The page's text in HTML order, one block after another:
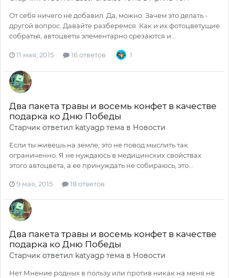
От себя ничего не добавил. Да, можно. Зачем это делать -
другой вопрос. Давайте разберемся. Как и их фотоцветущие
собратья, автоцветы элементарно срезаются и...
11 мая, 2015 16 ответов 1
Два пакета травы и восемь конфет в качестве
подарка ко Дню Победы
Старчик ответил katyagp тема в Новости
Если ты живешь на земле, это не повод мыслить так
ограниченно. Я не нуждаюсь в медицинских свойствах
этого автоцвета, а ее принуждать не собираюсь, это...
9 мая, 2015 18 ответов
Два пакета травы и восемь конфет в качестве
подарка ко Дню Победы
Старчик ответил katyagp тема в Новости
Нет Мнение родных в пользу или против никак на меня не